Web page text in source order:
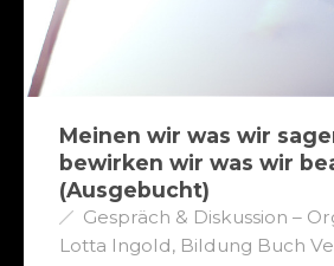
Meinen wir was wir
bewirken wir was wir
(Ausgebucht)
Gespräch & Diskussion –
Lotta Ingold, Bildung Buch